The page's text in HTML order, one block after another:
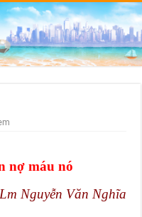
nợ máu nó
Lm Nguyễn Văn Nghĩa